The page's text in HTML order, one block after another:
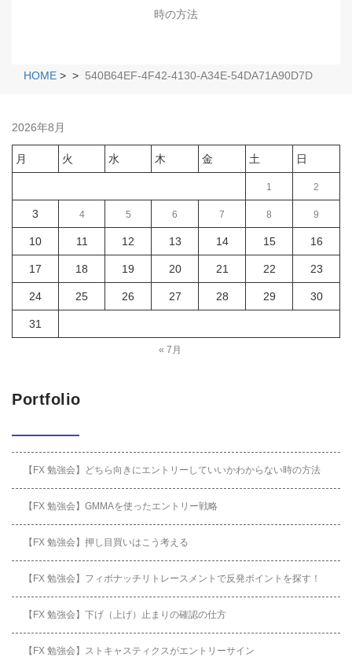
時の方法
HOME > > 540B64EF-4F42-4130-A34E-54DA71A90D7D
2026年8月
月 火 水 木 金 土 日
1 2
3 4 5 6 7 8 9
10 11 12 13 14 15 16
17 18 19 20 21 22 23
24 25 26 27 28 29 30
31
« 7月
Portfolio
【FX 勉強会】どちら向きにエントリーしていいかわからない時の方法
【FX 勉強会】GMMAを使ったエントリー戦略
【FX 勉強会】押し目買いはこう考える
【FX 勉強会】フィボナッチリトレースメントで反発ポイントを探す！
【FX 勉強会】下げ（上げ）止まりの確認の仕方
【FX 勉強会】ストキャスティクスがエントリーサイン